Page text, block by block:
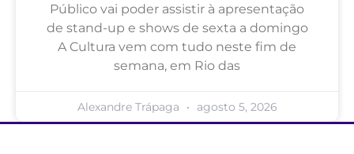
Público vai poder assistir à apresentação
de stand-up e shows de sexta a domingo
A Cultura vem com tudo neste fim de
semana, em Rio das
Alexandre Trápaga agosto 5, 2026